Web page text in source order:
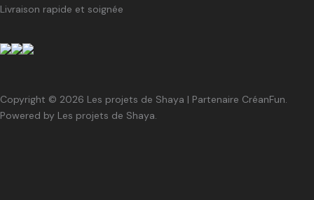
Livraison rapide et soignée
Copyright © 2026 Les projets de Shaya | Partenaire CréanFun.
Powered by Les projets de Shaya.